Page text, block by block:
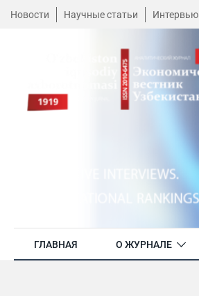
Новости Научные статьи Интервью
ГЛАВНАЯ О ЖУРНАЛЕ